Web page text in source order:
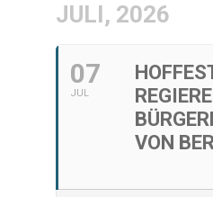
JULI, 2026
07
JUL
VON